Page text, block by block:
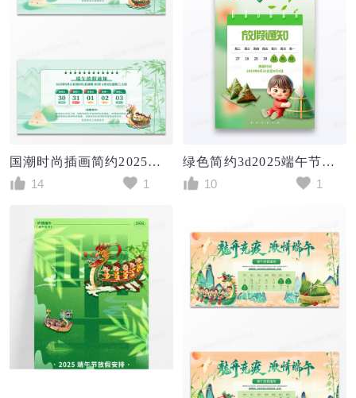
国潮时尚插画简约2025端午安康端午节端午放假通知展板
14
1
绿色简约3d2025端午节放假通知海报
10
1